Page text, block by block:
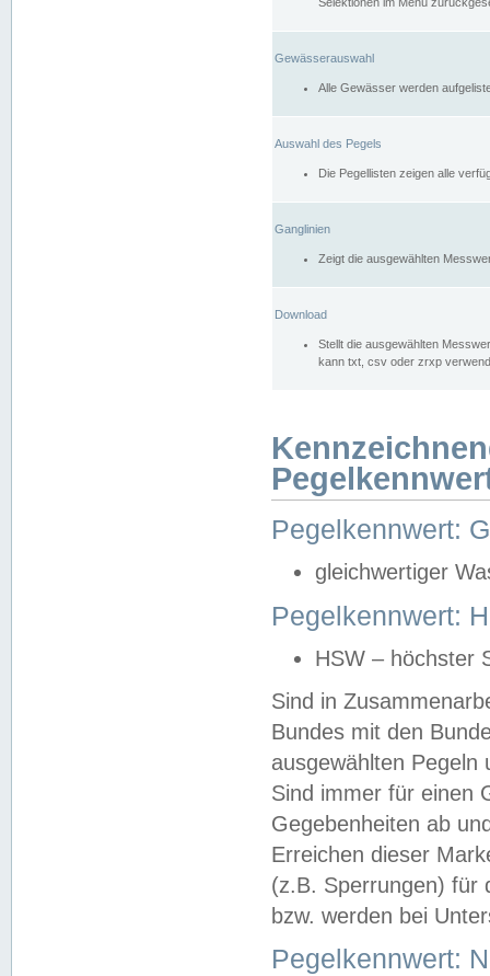
Gewässerauswahl
Alle Gewässer werden
Auswahl des Pegels
Die Pegellisten zeigen alle
Ganglinien
Zeigt die ausgewählten
Download
Stellt die ausgewählten
kann txt, csv oder zrxp
Pegelkennwert:
gleichwertiger
Pegelkennwert:
HSW – höchster
Sind in
Bundes mit den
ausgewählten
Sind immer für einen
Gegebenheiten ab
Erreichen dieser
(z.B. Sperrungen) für
bzw. werden bei
Pegelkennwert: